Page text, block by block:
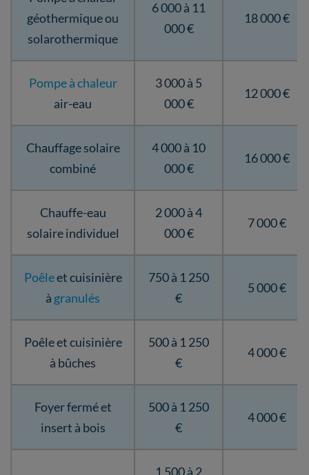
géothermique ou
solarothermique
6 000 à 11
000 €
18 000 €
Pompe à chaleur
air-eau
3 000 à 5
000 €
12 000 €
Chauffage solaire
combiné
4 000 à 10
000 €
16 000 €
Chauffe-eau
solaire individuel
2 000 à 4
000 €
7 000 €
Poêleet cuisinière
à granulés
750 à 1 250
€
5 000 €
Poêle et cuisinière
à bûches
500 à 1 250
€
4 000 €
Foyer fermé et
insert à bois
500 à 1 250
€
4 000 €
1 500 à 2